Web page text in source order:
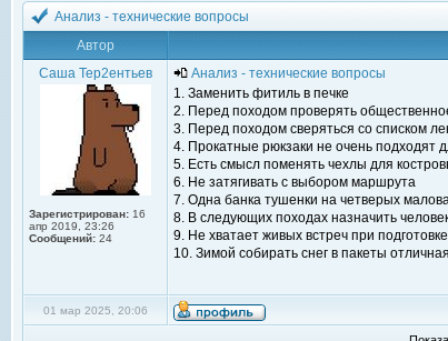
Анализ - технические вопросы
Автор
Саша Тер2ентьев
Зарегистрирован: 16
апр 2019, 23:26
Сообщений: 24
Анализ - технические вопросы
1. Заменить фитиль в печке
2. Перед походом проверять
3. Перед походом сверяться со списком
4. Прокатные рюкзаки не очень подходят
5. Есть смысл поменять чехлы для
6. Не затягивать с выбором маршрута
7. Одна банка тушенки на четверых
8. В следующих походах назначить
9. Не хватает живых встреч при
10. Зимой собирать снег в пакеты
01 мар 2025, 20:06